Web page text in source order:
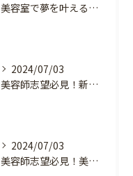
美容室で夢を叶える！自分を磨く新たなチャンス
2024/07/03
美容師志望必見！新たな価値を創造する美容室でハイレベルな技術を学べる環境
2024/07/03
美容師志望必見！美容室NEWSTANDARDで最高のスキルアップを目指そう！